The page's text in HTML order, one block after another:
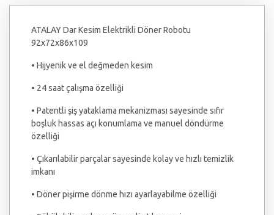
ATALAY Dar Kesim Elektrikli Döner Robotu
92x72x86x109
• Hijyenik ve el değmeden kesim
• 24 saat çalışma özelliği
• Patentli şiş yataklama mekanizması sayesinde sıfır
boşluk hassas açı konumlama ve manuel döndürme
özelliği
• Çıkarılabilir parçalar sayesinde kolay ve hızlı temizlik
imkanı
• Döner pişirme dönme hızı ayarlayabilme özelliği